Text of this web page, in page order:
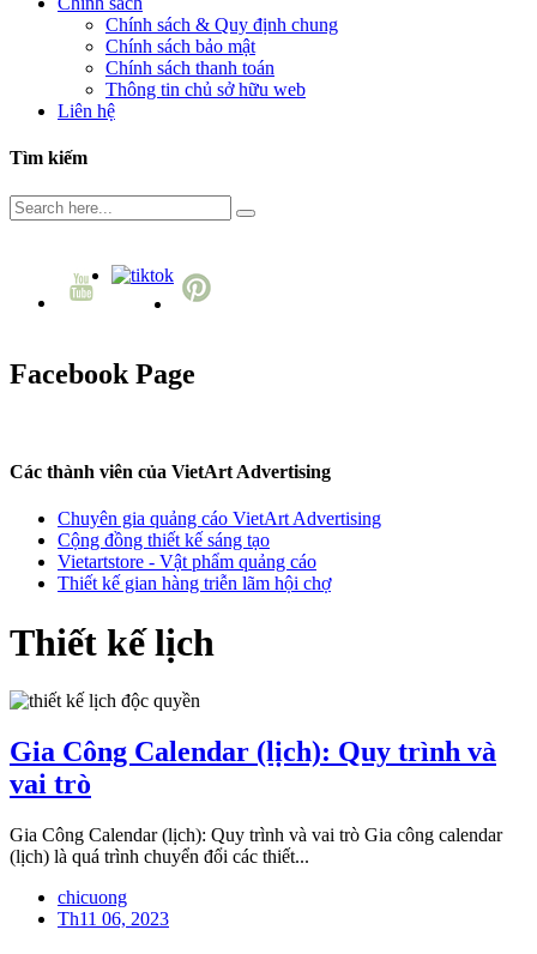
Chính sách & Quy định chung
Chính sách bảo mật
Chính sách thanh toán
Thông tin chủ sở hữu web
Liên hệ
Tìm kiếm
Facebook Page
Các thành viên của VietArt Advertising
Chuyên gia quảng cáo VietArt Advertising
Cộng đồng thiết kế sáng tạo
Vietartstore - Vật phẩm quảng cáo
Thiết kế gian hàng triễn lãm hội chợ
Thiết kế lịch
Gia Công Calendar (lịch): Quy trình và
vai trò
Gia Công Calendar (lịch): Quy trình và vai trò Gia công calendar
(lịch) là quá trình chuyển đổi các thiết...
chicuong
Th11 06, 2023